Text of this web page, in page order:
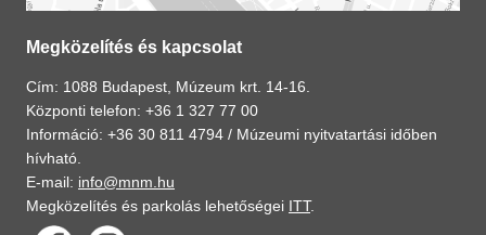
Megközelítés és kapcsolat
Cím: 1088 Budapest, Múzeum krt. 14-16.
Központi telefon: +36 1 327 77 00
Információ: +36 30 811 4794 / Múzeumi nyitvatartási időben
hívható.
E-mail: info@mnm.hu
Megközelítés és parkolás lehetőségei ITT.